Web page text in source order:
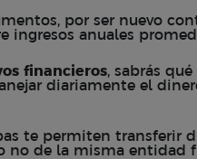
por ser nuevo
ingresos anuales
financieros, sabrás
diariamente el
te permiten transferir
no de la misma entidad